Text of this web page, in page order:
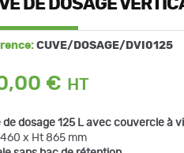
DE DOSAGE
CUVE/DOSAGE/DVI0125
€
de dosage 125 L avec couvercle à
460 x Ht 865 mm